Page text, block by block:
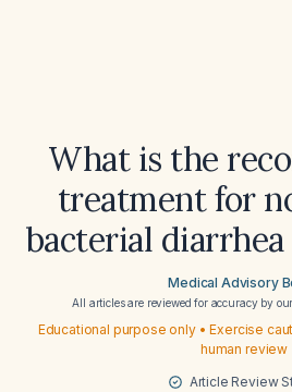
What is the
treatment for
bacterial
Medical Advisory
All articles are reviewed for accuracy by our
Educational purpose only • Exercise
human review
Article Review